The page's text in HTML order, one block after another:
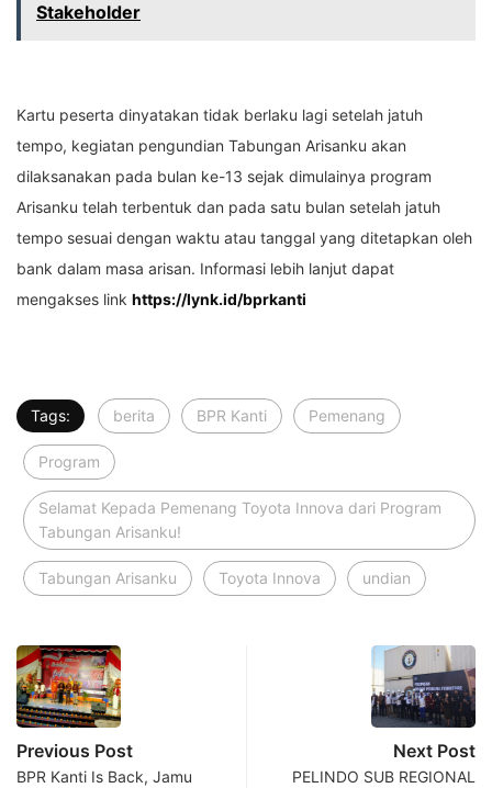
Stakeholder
Kartu peserta dinyatakan tidak berlaku lagi setelah jatuh
tempo, kegiatan pengundian Tabungan Arisanku akan
dilaksanakan pada bulan ke-13 sejak dimulainya program
Arisanku telah terbentuk dan pada satu bulan setelah jatuh
tempo sesuai dengan waktu atau tanggal yang ditetapkan oleh
bank dalam masa arisan. Informasi lebih lanjut dapat
mengakses link https://lynk.id/bprkanti
Tags: berita BPR Kanti Pemenang
Program
Selamat Kepada Pemenang Toyota Innova dari Program
Tabungan Arisanku!
Tabungan Arisanku Toyota Innova undian
Previous Post
BPR Kanti Is Back, Jamu
Next Post
PELINDO SUB REGIONAL